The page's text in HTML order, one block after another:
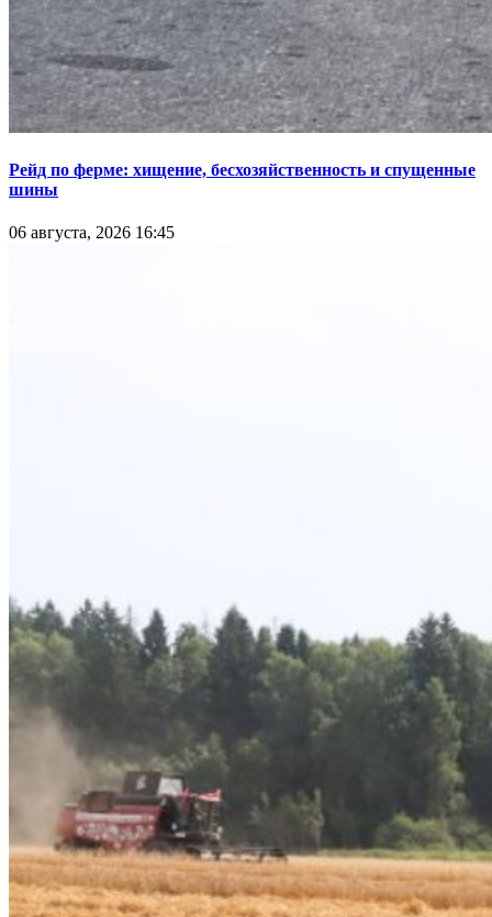
Рейд по ферме: хищение, бесхозяйственность и спущенные
шины
06 августа, 2026 16:45